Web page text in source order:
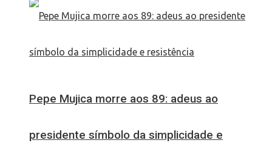
Pepe Mujica morre aos 89: adeus ao
presidente símbolo da simplicidade e